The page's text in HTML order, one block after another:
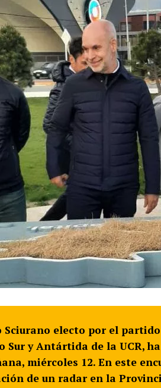
electo por el
Sur y Antártida de la UCR,
miércoles 12. En este
de un radar en la